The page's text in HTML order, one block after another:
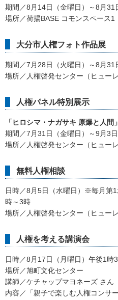
期間／8月14日（金曜日）～8月31
場所／荷揚BASE コモンスペース1
大分市人権フォト作品展
期間／7月28日（火曜日）～8月31
場所／人権啓発センター（ヒューレ
人権パネル特別展示
「ヒロシマ・ナガサキ 原爆と人間」
期間／7月31日（金曜日）～9月3日
場所／人権啓発センター（ヒューレ
無料人権相談
日時／8月5日（水曜日）※毎月第
時～3時
場所／人権啓発センター（ヒューレ
人権を考える講演会
日時／8月17日（月曜日）午後1時
場所／旭町文化センター
講師／ケチャップマヨネーズ さん
内容／「親子で楽しむ人権コンサー